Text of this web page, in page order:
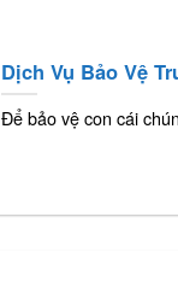
Dịch Vụ Bảo Vệ
Để bảo vệ con cái